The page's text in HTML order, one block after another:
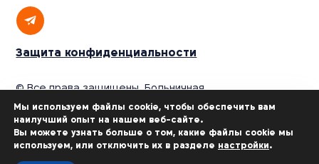
Защита конфиденциальности
© Все права защищены. Больничная
касса «Меухедет мерказит амамит»,
2025
Откройте для себя преимущества «Меухедет»
Мы используем файлы cookie, чтобы обеспечить вам
наилучший опыт на нашем веб-сайте.
Вы можете узнать больше о том, какие файлы cookie мы
используем, или отключить их в разделе настройки.